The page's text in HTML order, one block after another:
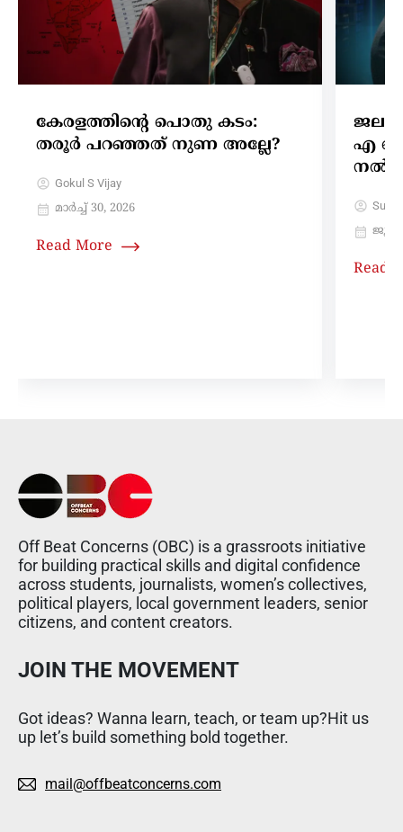
കേരളത്തിന്റെ പൊതു കടം:
തരൂർ പറഞ്ഞത് നുണ അല്ലേ?
Gokul S Vijay
മാർച്ച്‌ 30, 2026
Read More
എ ഐ
Sujith
ജൂൺ
Read
Off Beat Concerns (OBC) is a grassroots initiative
for building practical skills and digital confidence
across students, journalists, women’s collectives,
political players, local government leaders, senior
citizens, and content creators.
JOIN THE MOVEMENT
Got ideas? Wanna learn, teach, or team up?Hit us
up let’s build something bold together.
mail@offbeatconcerns.com